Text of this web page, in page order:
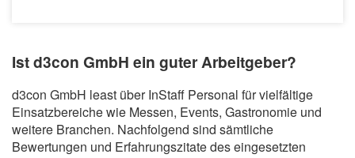
Ist d3con GmbH ein guter Arbeitgeber?
d3con GmbH least über InStaff Personal für vielfältige
Einsatzbereiche wie Messen, Events, Gastronomie und
weitere Branchen. Nachfolgend sind sämtliche
Bewertungen und Erfahrungszitate des eingesetzten